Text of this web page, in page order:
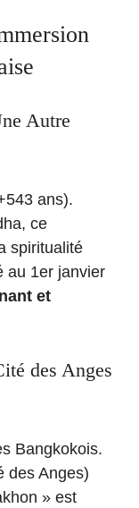
Autre
ans).
ce
spiritualité
au 1er janvier
et
des Anges
Bangkokois.
des Anges)
» est